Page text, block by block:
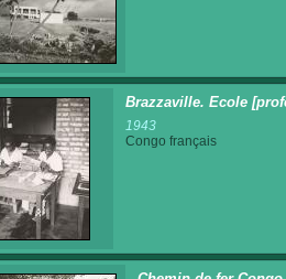
Brazzaville. Ecole
1943
Congo français